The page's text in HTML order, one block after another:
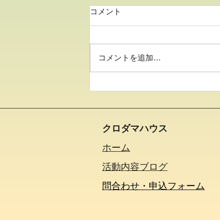
コメント
コメントを追加…
クロダマハウス
ホーム
活動内容​ブログ​
問合わせ・申込フォーム